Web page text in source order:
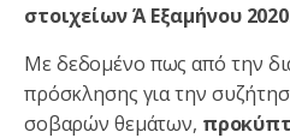
στοιχείων Ά Εξαμήνου
Με δεδομένο πως από την
πρόσκλησης για την
σοβαρών θεμάτων,